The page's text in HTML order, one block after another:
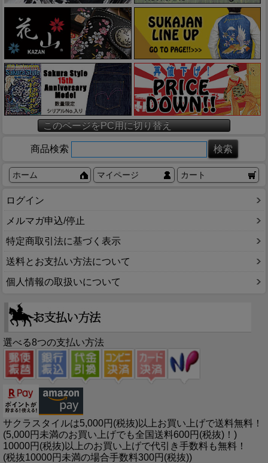
このページをPC用に切り替え
商品検索
ホーム マイページ カート
ログイン
メルマガ申込/停止
特定商取引法に基づく表示
送料とお支払い方法について
個人情報の取扱いについて
選べる8つの支払い方法
サクラスタイルは5,000円(税抜)以上お買い上げで送料無料！
(5,000円未満のお買い上げでも全国送料600円(税抜)！)
10000円(税抜)以上のお買い上げで代引き手数料も無料！
(税抜10000円未満の場合手数料300円(税抜))